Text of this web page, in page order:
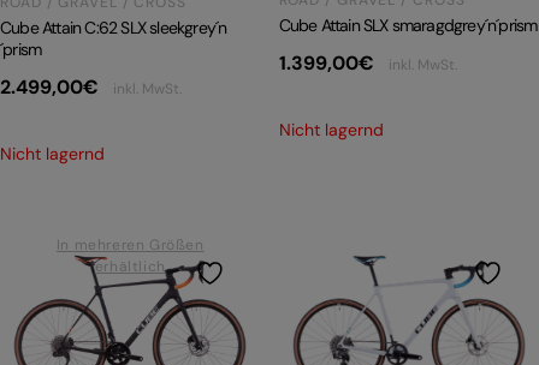
Cube Attain C:62 SLX sleekgrey´n
´prism
2.499,00€ inkl. MwSt.
Nicht lagernd
Cube Attain SLX smaragdgrey´n´prism
1.399,00€ inkl. MwSt.
Nicht lagernd
In mehreren Größen
erhältlich